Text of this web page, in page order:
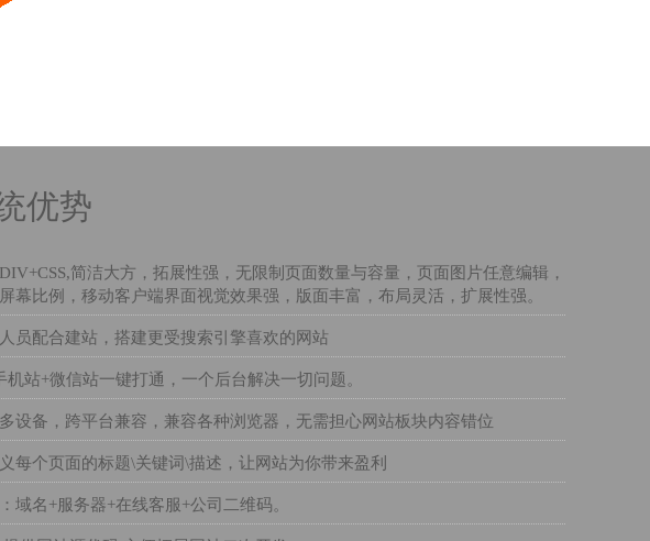
优势
简洁大方，拓展性强，无限制页面数量与容量，页面图片任意编辑，
幕比例，移动客户端界面视觉效果强，版面丰富，布局灵活，扩展性强。
员配合建站，搭建更受搜索引擎喜欢的网站
机站+微信站一键打通，一个后台解决一切问题。
设备，跨平台兼容，兼容各种浏览器，无需担心网站板块内容错位
每个页面的标题\关键词\描述，让网站为你带来盈利
域名+服务器+在线客服+公司二维码。